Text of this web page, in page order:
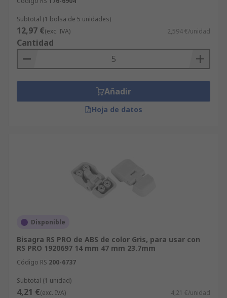
Subtotal (1 bolsa de 5 unidades)
12,97 €(exc. IVA) 2,594 €/unidad
Cantidad
Añadir
Hoja de datos
Disponible
Bisagra RS PRO de ABS de color Gris, para usar con
RS PRO 1920697 14 mm 47 mm 23.7mm
Código RS 200-6737
Subtotal (1 unidad)
4,21 €(exc. IVA) 4,21 €/unidad